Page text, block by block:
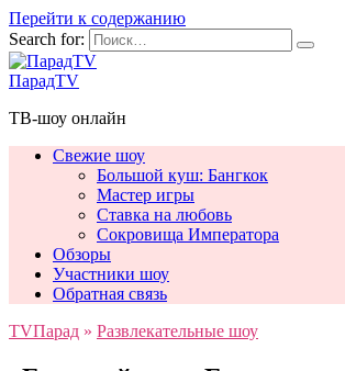
Перейти к содержанию
Search for:
ПарадTV
ТВ-шоу онлайн
Свежие шоу
Большой куш: Бангкок
Мастер игры
Ставка на любовь
Сокровища Императора
Обзоры
Участники шоу
Обратная связь
TVПарад » Развлекательные шоу